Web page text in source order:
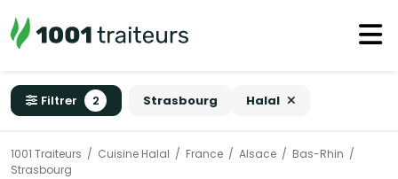
Filtrer 2 Strasbourg Halal
1001 Traiteurs Cuisine Halal France Alsace
Bas-Rhin
Strasbourg